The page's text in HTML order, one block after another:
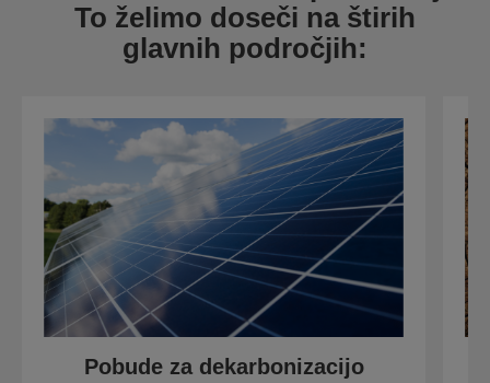
To želimo doseči na štirih
glavnih področjih:
Pobude za dekarbonizacijo